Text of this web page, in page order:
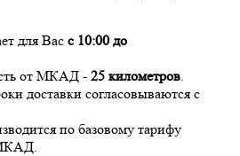
для Вас с 10:00 до
от МКАД - 25 километров.
доставки согласовываются с
по базовому тарифу